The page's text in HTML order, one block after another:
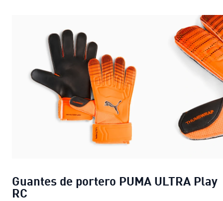
Guantes de portero PUMA ULTRA Play
RC